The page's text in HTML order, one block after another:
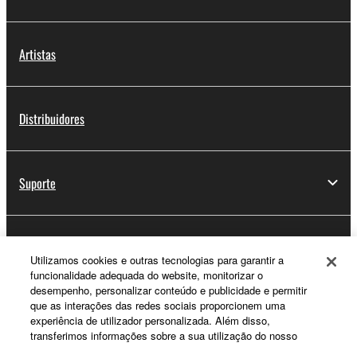
Artistas
Distribuidores
Suporte
Sobre a Yamaha
Utilizamos cookies e outras tecnologias para garantir a
funcionalidade adequada do website, monitorizar o
desempenho, personalizar conteúdo e publicidade e permitir
que as interações das redes sociais proporcionem uma
experiência de utilizador personalizada. Além disso,
transferimos informações sobre a sua utilização do nosso